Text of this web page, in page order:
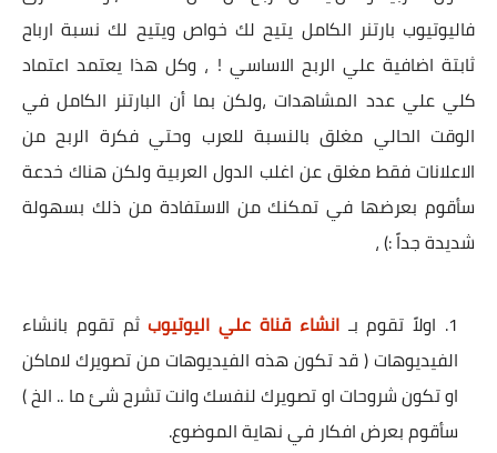
فاليوتيوب بارتنر الكامل يتيح لك خواص ويتيح لك نسبة ارباح
ثابتة اضافية علي الربح الاساسي ! ، وكل هذا يعتمد اعتماد
كلي علي عدد المشاهدات ،ولكن بما أن البارتنر الكامل في
الوقت الحالي مغلق بالنسبة للعرب وحتي فكرة الربح من
الاعلانات فقط مغلق عن اغلب الدول العربية ولكن هناك خدعة
سأقوم بعرضها في تمكنك من الاستفادة من ذلك بسهولة
شديدة جداً:) ،
اولاً تقوم بـانشاء قناة علي اليوتيوبثم تقوم بانشاء
الفيديوهات ( قد تكون هذه الفيديوهات من تصويرك لاماكن
او تكون شروحات او تصويرك لنفسك وانت تشرح شئ ما .. الخ )
سأقوم بعرض افكار في نهاية الموضوع.